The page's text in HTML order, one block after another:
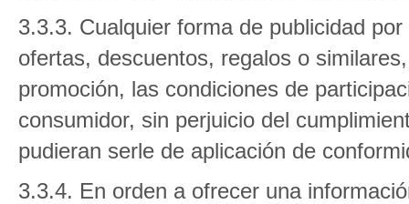
3.3.3. Cualquier forma de publicidad
ofertas, descuentos, regalos o
promoción, las condiciones de
consumidor, sin perjuicio del
pudieran serle de aplicación de
3.3.4. En orden a ofrecer una